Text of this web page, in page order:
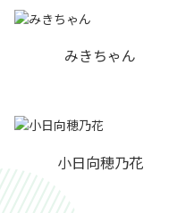
みきちゃん
小日向穂乃花